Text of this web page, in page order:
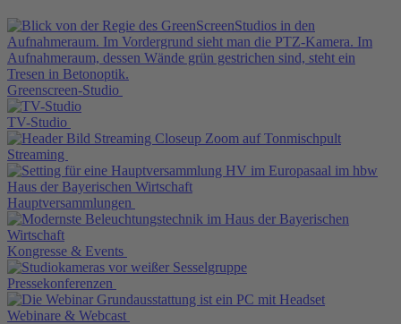
Greenscreen-Studio
TV-Studio
Streaming
Hauptversammlungen
Kongresse & Events
Pressekonferenzen
Webinare & Webcast